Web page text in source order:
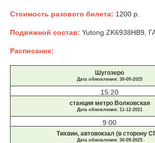
Стоимость разового билета: 1200 р.
Подвижной состав: Yutong ZK6938HB9,
Расписание:
Шугозеро
Дата обновления: 30-09-2025
15:20
станция метро Волковская
Дата обновления: 11-12-2021
9:00
Тихвин, автовокзал (в сторону
Дата обновления: 30-09-2025